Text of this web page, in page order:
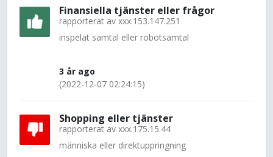
Finansiella tjänster eller frågor
rapporterat av xxx.153.147.251
inspelat samtal eller robotsamtal
3 år ago
(2022-12-07 02:24:15)
Shopping eller tjänster
rapporterat av xxx.175.15.44
människa eller direktuppringning